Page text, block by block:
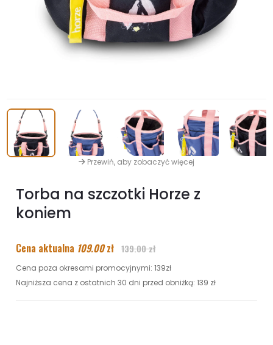
Przewiń, aby zobaczyć więcej
Torba na szczotki Horze z
koniem
Cena aktualna 109.00zł 139.00 zł
Cena poza okresami promocyjnymi: 139zł
Najniższa cena z ostatnich 30 dni przed obniżką: 139 zł